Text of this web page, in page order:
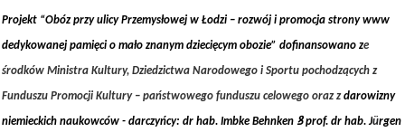
Projekt “Obóz przy ulicy Przemysłowej w Łodzi – rozwój i promocja strony www
dedykowanej pamięci o mało znanym dziecięcym obozie” dofinansowano ze
środków Ministra Kultury, Dziedzictwa Narodowego i Sportu pochodzących z
Funduszu Promocji Kultury – państwowego funduszu celowego oraz zdarowizny
niemieckich naukowców - darczyńcy: dr hab. Imbke Behnken ꝸ prof. dr hab. Jürgen